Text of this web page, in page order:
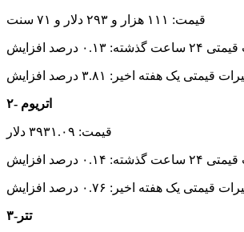
قیمت: ۱۱۱ هزار و ۲۹۳ دلار و ۷۱ سنت
۰.۱۳ درصد افزایش
قیمتی یک هفته اخیر: ۳.۸۱ درصد افزایش
۲- اتریوم
قیمت: ۳۹۳۱.۰۹ دلار
۰.۱۴ درصد افزایش
قیمتی یک هفته اخیر: ۰.۷۶ درصد افزایش
۳-تتر